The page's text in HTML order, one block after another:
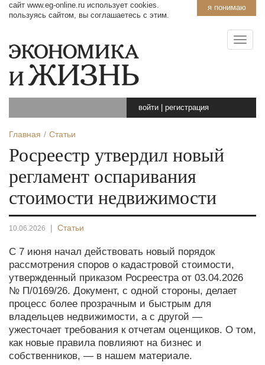
я понимаю
сайт www.eg-online.ru использует cookies.
пользуясь сайтом, вы соглашаетесь с этим.
войти регистрация
Главная Статьи
Росреестр утвердил новый
регламент оспаривания
стоимости недвижимости
10.06.2026 | Статьи
С 7 июня начал действовать новый порядок
рассмотрения споров о кадастровой стоимости,
утвержденный приказом Росреестра от 03.04.2026
№ П/0169/26. Документ, с одной стороны, делает
процесс более прозрачным и быстрым для
владельцев недвижимости, а с другой —
ужесточает требования к отчетам оценщиков. О том,
как новые правила повлияют на бизнес и
собственников, — в нашем материале.